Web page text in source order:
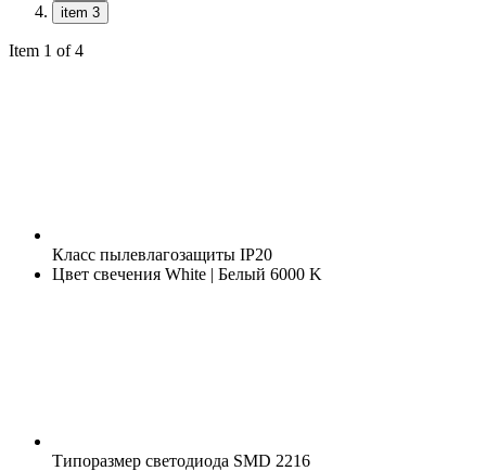
item 3
Item 1 of 4
Класс пылевлагозащиты IP20
Цвет свечения White | Белый 6000 K
Типоразмер светодиода SMD 2216